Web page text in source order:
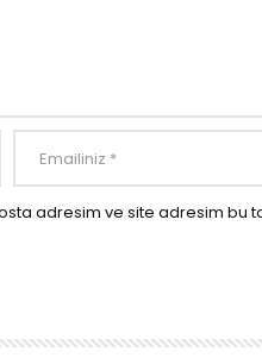
adresim ve site adresim bu